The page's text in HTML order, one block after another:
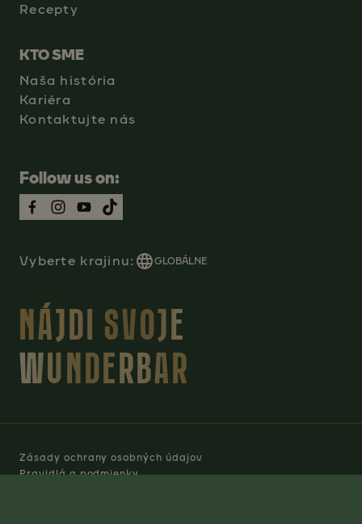
Recepty
KTO SME
Naša história
Kariéra
Kontaktujte nás
Follow us on:
Vyberte krajinu: GLOBÁLNE
NÁJDI SVOJE
WUNDERBAR
Zásady ochrany osobných údajov
Pravidlá a podmienky